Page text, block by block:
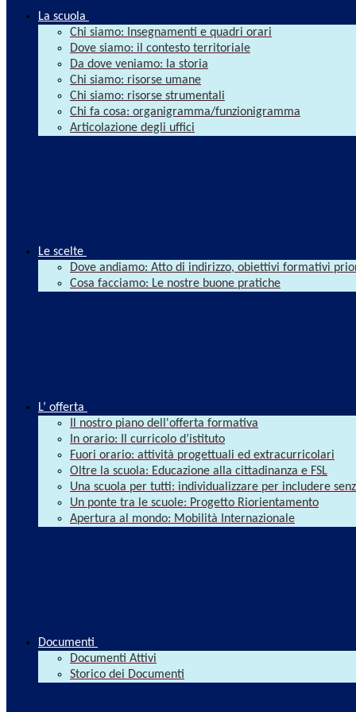
La scuola
Chi siamo: Insegnamenti e quadri orari
Dove siamo: il contesto territoriale
Da dove veniamo: la storia
Chi siamo: risorse umane
Chi siamo: risorse strumentali
Chi fa cosa: organigramma/funzionigramma
Articolazione degli uffici
Le scelte
Dove andiamo: Atto di indirizzo, obiettivi formativi
Cosa facciamo: Le nostre buone pratiche
L’ offerta
Il nostro piano dell'offerta formativa
In orario: Il curricolo d’istituto
Fuori orario: attività progettuali ed extracurricolari
Oltre la scuola: Educazione alla cittadinanza e FSL
Una scuola per tutti: individualizzare per includere
Un ponte tra le scuole: Progetto Riorientamento
Apertura al mondo: Mobilità Internazionale
Documenti
Documenti Attivi
Storico dei Documenti